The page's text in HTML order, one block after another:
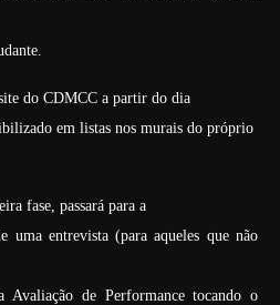
do CDMCC a partir do dia
em listas nos murais do próprio
fase, passará para a
uma entrevista (para aqueles que não
Avaliação de Performance tocando o